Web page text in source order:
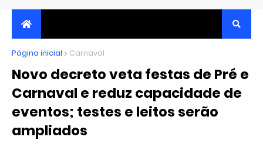
JORNALISMO INDEPENDENTE, TRANSPARENTE E
CRÍTICO
Página inicial Carnaval
Novo decreto veta festas de Pré e
Carnaval e reduz capacidade de
eventos; testes e leitos serão
ampliados